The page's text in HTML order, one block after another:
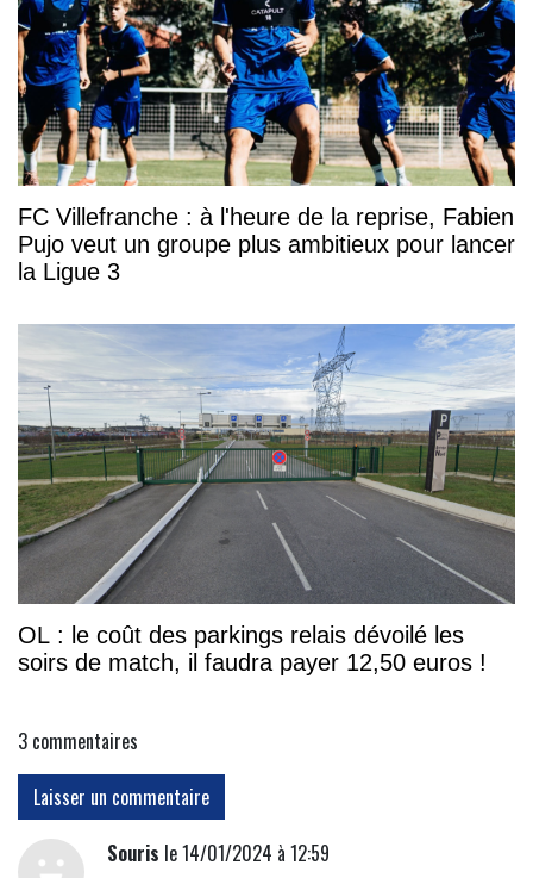
FC Villefranche : à l'heure de la reprise, Fabien
Pujo veut un groupe plus ambitieux pour lancer
la Ligue 3
OL : le coût des parkings relais dévoilé les
soirs de match, il faudra payer 12,50 euros !
3 commentaires
Laisser un commentaire
Souris le 14/01/2024 à 12:59